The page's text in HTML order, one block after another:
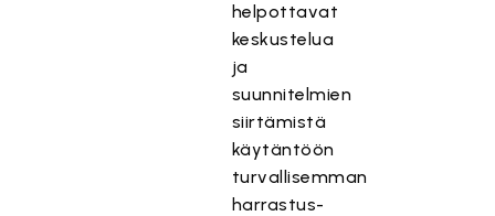
helpottavat
keskustelua
ja
suunnitelmien
siirtämistä
käytäntöön
turvallisemman
harrastus-